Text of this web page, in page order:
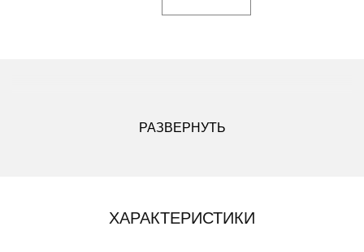
РАЗВЕРНУТЬ
ХАРАКТЕРИСТИКИ